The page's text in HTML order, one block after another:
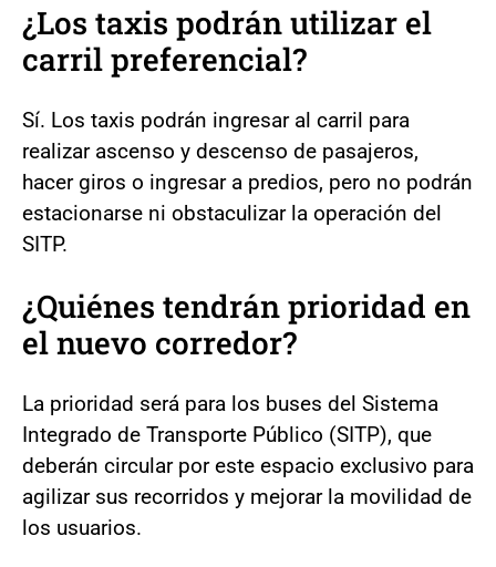
¿Los taxis podrán utilizar el
carril preferencial?
Sí. Los taxis podrán ingresar al carril para
realizar ascenso y descenso de pasajeros,
hacer giros o ingresar a predios, pero no podrán
estacionarse ni obstaculizar la operación del
SITP.
¿Quiénes tendrán prioridad en
el nuevo corredor?
La prioridad será para los buses del Sistema
Integrado de Transporte Público (SITP), que
deberán circular por este espacio exclusivo para
agilizar sus recorridos y mejorar la movilidad de
los usuarios.